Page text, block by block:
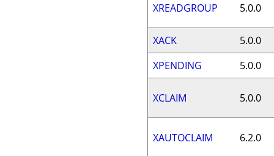
XREADGROUP 5.0.0
XACK
5.0.0
XPENDING
5.0.0
XCLAIM 5.0.0
XAUTOCLAIM 6.2.0